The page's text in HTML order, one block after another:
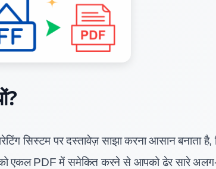
सिस्टम पर दस्तावेज़ साझा करना आसान बनाता है,
एकल PDF में समेकित करने से आपको ढेर सारे